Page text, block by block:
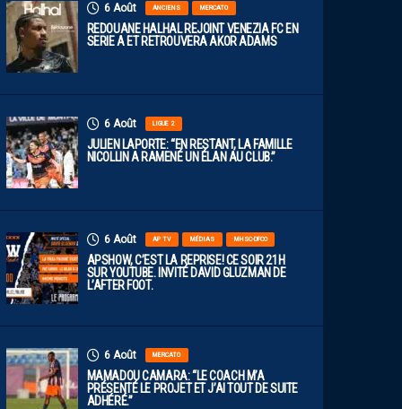
6 Août ANCIENS MERCATO
REDOUANE HALHAL REJOINT VENEZIA FC EN
SERIE A ET RETROUVERA AKOR ADAMS
6 Août LIGUE 2
JULIEN LAPORTE: “EN RESTANT, LA FAMILLE
NICOLLIN A RAMENÉ UN ÉLAN AU CLUB.”
6 Août AP TV MÉDIAS MHSC-DFCO
APSHOW, C’EST LA REPRISE! CE SOIR 21H
SUR YOUTUBE. INVITÉ DAVID GLUZMAN DE
L’AFTER FOOT.
6 Août MERCATO
MAMADOU CAMARA: “LE COACH M’A
PRÉSENTÉ LE PROJET ET J’AI TOUT DE SUITE
ADHÉRÉ.”